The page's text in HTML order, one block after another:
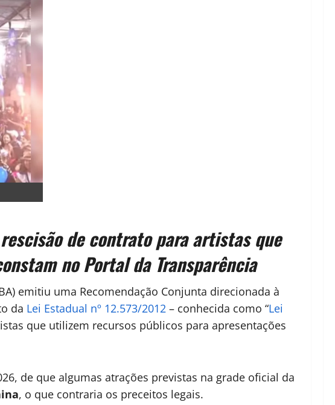
de contrato para artistas que
no Portal da Transparência
emitiu uma Recomendação Conjunta direcionada à
da Lei Estadual nº 12.573/2012 – conhecida como “Lei
que utilizem recursos públicos para apresentações
de que algumas atrações previstas na grade oficial da
, o que contraria os preceitos legais.